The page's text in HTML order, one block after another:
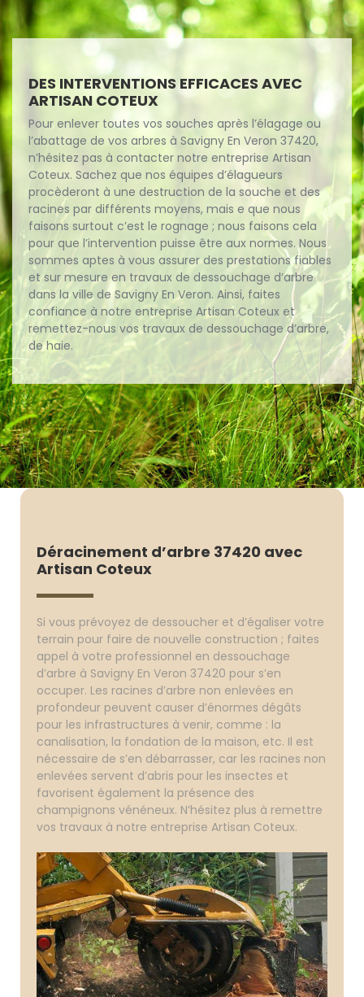
DES INTERVENTIONS EFFICACES AVEC
ARTISAN COTEUX
Pour enlever toutes vos souches après l’élagage ou
l’abattage de vos arbres à Savigny En Veron 37420,
n’hésitez pas à contacter notre entreprise Artisan
Coteux. Sachez que nos équipes d’élagueurs
procèderont à une destruction de la souche et des
racines par différents moyens, mais e que nous
faisons surtout c’est le rognage ; nous faisons cela
pour que l’intervention puisse être aux normes. Nous
sommes aptes à vous assurer des prestations fiables
et sur mesure en travaux de dessouchage d’arbre
dans la ville de Savigny En Veron. Ainsi, faites
confiance à notre entreprise Artisan Coteux et
remettez-nous vos travaux de dessouchage d’arbre,
de haie.
Déracinement d’arbre 37420 avec
Artisan Coteux
Si vous prévoyez de dessoucher et d’égaliser votre
terrain pour faire de nouvelle construction ; faites
appel à votre professionnel en dessouchage
d’arbre à Savigny En Veron 37420 pour s’en
occuper. Les racines d’arbre non enlevées en
profondeur peuvent causer d’énormes dégâts
pour les infrastructures à venir, comme : la
canalisation, la fondation de la maison, etc. Il est
nécessaire de s’en débarrasser, car les racines non
enlevées servent d’abris pour les insectes et
favorisent également la présence des
champignons vénéneux. N’hésitez plus à remettre
vos travaux à notre entreprise Artisan Coteux.